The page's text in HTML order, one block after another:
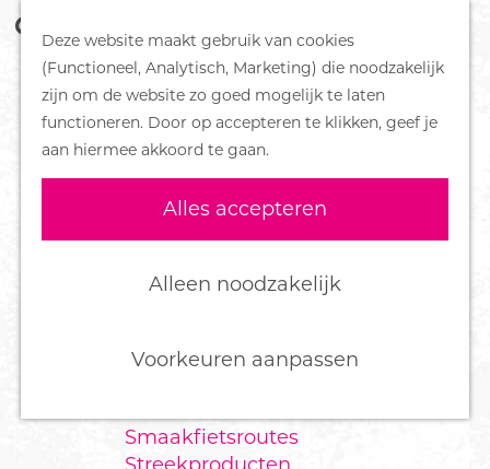
Deze website maakt gebruik van cookies
(Functioneel, Analytisch, Marketing) die noodzakelijk
zijn om de website zo goed mogelijk te laten
functioneren. Door op accepteren te klikken, geef je
aan hiermee akkoord te gaan.
Alles accepteren
Alleen noodzakelijk
Voorkeuren aanpassen
a
o
e
k
e
n
M
e
n
u
DORPEN
Bennekom
De Klomp
Deelen
Ederveen
Harskamp
Hoenderloo
Wekerom
Smaakfietsroutes
Streekproducten